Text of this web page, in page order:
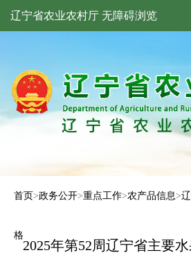
辽宁省农业农村厅 无障碍浏览
首页>政务公开>重点工作>农产品信息>
格
2025年第52周辽宁省主要